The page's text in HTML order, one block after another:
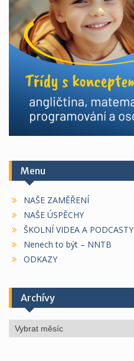
Menu
NAŠE ZAMĚŘENÍ
NAŠE ÚSPĚCHY
ŠKOLNÍ VIDEA A PODCASTY
Nenech to být – NNTB
ODKAZY
Archívy
Archívy